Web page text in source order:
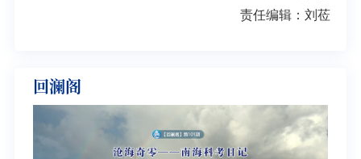
责任编辑：刘莅
回澜阁